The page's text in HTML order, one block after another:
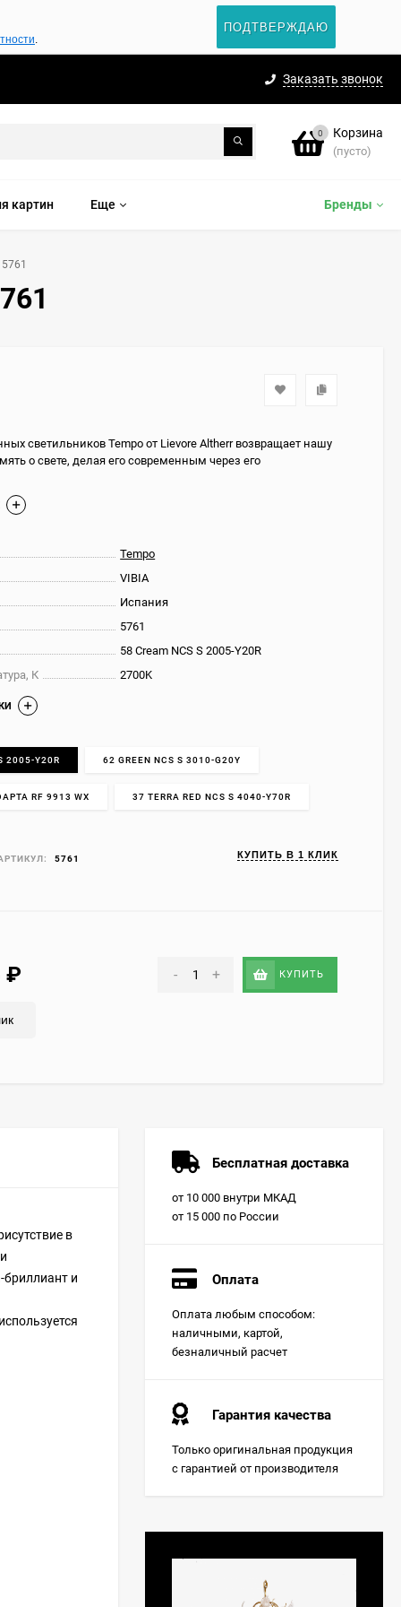
ПОДТВЕРЖДАЮ
Заказать звонок
0 Корзина
(пусто)
Бренды
картин Еще
светильников Tempo от Lievore Altherr возвращает нашу
о свете, делая его современным через его
Tempo
VIBIA
Испания
5761
58 Cream NCS S 2005-Y20R
К
2700K
2005-Y20R 62 GREEN NCS S 3010-G20Y
RF 9913 WX 37 TERRA RED NCS S 4040-Y70R
5761 КУПИТЬ В 1 КЛИК
₽ - + КУПИТЬ
в
бриллиант и
Бесплатная доставка
от 10 000 внутри МКАД
от 15 000 по России
Оплата
Оплата любым способом:
наличными, картой,
безналичный расчет
Гарантия качества
Только оригинальная продукция
с гарантией от производителя